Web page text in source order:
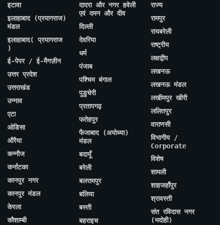
इटावा
इलाहाबाद (प्रयागराज)
मंडल
इलाहाबाद( प्रयागराज
)
ई-पेपर / ई-मैगज़ीन
उत्तर प्रदेश
उत्तराखंड
उन्नाव
एटा
ओडिसा
औरैया
कन्नौज
कर्नाटका
कानपुर नगर
कानपुर मंडल
केरला
कौशाम्बी
दादरा और नगर हवेली
एवं दमन और दीव
दिल्ली
देवरिया
धर्म
पंजाब
पश्चिम बंगाल
पुडुचेरी
प्रतापगढ़
फतेहपुर
फैजाबाद (अयोध्या)
मंडल
बदायूँ
बरेली
बलरामपुर
बलिया
बस्ती
बहराइच
राज्य
रामपुर
रायबरेली
राष्ट्रीय
लक्षद्वीप
लखनऊ
लखनऊ मंडल
लखीमपुर खीरी
ललितपुर
वाराणसी
विभागीय /
Corporate
विशेष
शामली
शाहजहाँपुर
श्रावस्ती
संत रविदास नगर
(भदोही)